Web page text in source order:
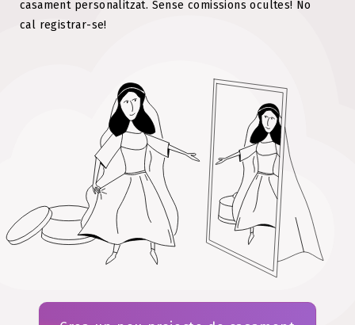
casament personalitzat. Sense comissions ocultes! No
cal registrar-se!